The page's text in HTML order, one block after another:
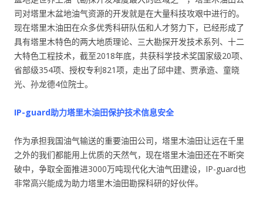
司对塔里木盆地油气资源的开发就是在大量科技攻艰中进行的。
现在塔里木油田在众多优秀科研队伍和人才努力下，已经形成了
具有塔里木特色的两大地质理论、三大勘探开发技术系列、十二
大特色工程技术，截至2018年底，共获科学技术奖国家级20项、
省部级354项、授权专利821项，走出了邱中建、贾承造、童晓
光、孙龙德4位院士。
IP-guard助力塔里木油田保护技术信息安全
作为承担我国油气输送的重要油田公司，塔里木油田让远在千里
之外的我们都能用上优质的天然气，现在塔里木油田还在不断突
破中，争取全面推进3000万吨现代化大油气田建设，IP-guard也
非常高兴能成为助力塔里木油田勘探科研的好伙伴。